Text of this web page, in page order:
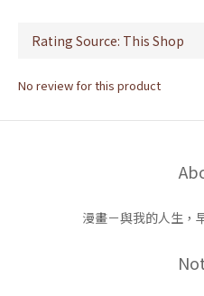
No review for this product
漫畫－與我的人生，